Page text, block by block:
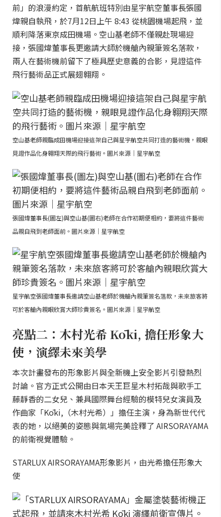
前」的浪漫約定，首航航班特別由星宇航空董事長張國
煒親自執飛，於7月12日上午 8:43 從桃園機場起飛，並
順利降落東京成田機場。空山基老師不僅親赴現場迎
接，張國煒董事長更邀請大師於機艙內親筆簽名落款，
兩人在藝術機前留下了極具歷史意義的合影，見證這件
飛行藝術品正式展翅翱翔。
空山基老師親臨成田機場迎接這架自己與星宇航空共同打造的藝術機，親眼
見證作品化身翱翔天際的飛行藝術。圖片來源｜星宇航空
張國煒董事長(圖左)與空山基(圖右)老師在合作初期便相約，要將這件藝術
品親自飛到老師面前。圖片來源｜星宇航空
星宇航空張國煒董事長邀請空山基老師於機艙內親筆簽名落款，未來旅客將
可於客艙內親眼欣賞大師珍貴簽名。圖片來源｜星宇航空
亮點二：木村光希 Kōki, 擔任形象大
使，演繹未來美學
本次計畫發布的形象影片與全新機上安全影片引發熱烈
討論。官方正式公開由日本天王巨星木村拓哉與歌手工
藤靜香的二女兒、兼具國際舞台經驗的模特兒女演員及
作曲家「Kōki,（木村光希）」擔任主演，身為新世代代
表的她，以絕美的姿態與氣場完美詮釋了 AIRSORAYAMA
的前衛視覺體驗。
STARLUX AIRSORAYAMA形象影片，由光希擔任形象大
使